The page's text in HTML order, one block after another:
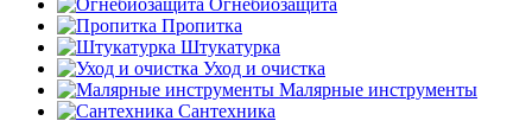
Огнебиозащита
Пропитка
Штукатурка
Уход и очистка
Малярные инструменты
Сантехника